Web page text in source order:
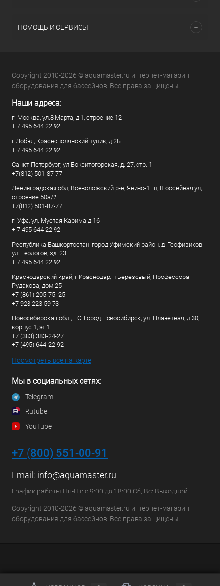
ПОМОЩЬ И СЕРВИСЫ
Copyright 2010-2026 © aquamaster.ru интернет-магазин
оборудования для бассейнов. Все права защищены.
Наши адреса:
г. Москва, ул.8 Марта, д.1, строение 12
+ 7 495 644 22 92
г.Лобня, Краснополянский тупик, д.2Б
+ 7 495 644 22 92
Санкт-Петербург, ул Бокситогорская, д. 27, стр. 1
+7(812) 501-87-77
Ленинградская обл, Всеволожский р-н, Янино-1 гп, Шоссейная ул,
строение 50а/2
+7(812) 501-87-77
г. Уфа, ул. Мустая Карима д.16
+ 7 495 644 22 92
Республика Башкортостан, город Уфимский район, д. Геофизиков,
ул. Геологов, зд. 23
+ 7 495 644 22 92
Краснодарский край, г Краснодар, п Березовый, Профессора
Рудакова, дом 25
+7 (861) 205-75- 25
+7 928 223 59 73
Новосибирская обл., Г.О. Город Новосибирск, ул. Планетная, д.30,
корпус 1, эт.1.
+7 (383) 383-24-27
+7 (495) 644-22-92
Посмотреть все на карте
Мы в социальных сетях:
Telegram
Rutube
YouTube
+7 (800) 551-00-91
Email: info@aquamaster.ru
График работы Пн-Пт: с 9:00 до 18:00 Сб, Вс: Выходной
Copyright 2010-2026 © aquamaster.ru интернет-магазин
оборудования для бассейнов. Все права защищены.